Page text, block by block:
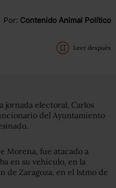
Por: Contenido Animal Político
Leer después
jornada electoral, Carlos
del Ayuntamiento
Morena, fue atacado a
en su vehículo, en la
de Zaragoza, en el Istmo de